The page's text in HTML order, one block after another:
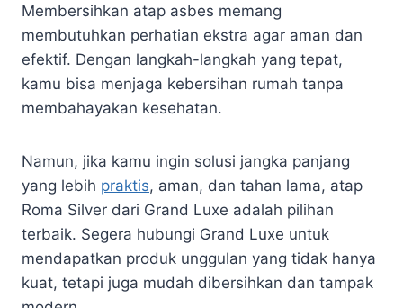
Membersihkan atap asbes memang
membutuhkan perhatian ekstra agar aman dan
efektif. Dengan langkah-langkah yang tepat,
kamu bisa menjaga kebersihan rumah tanpa
membahayakan kesehatan.
Namun, jika kamu ingin solusi jangka panjang
yang lebih praktis, aman, dan tahan lama, atap
Roma Silver dari Grand Luxe adalah pilihan
terbaik. Segera hubungi Grand Luxe untuk
mendapatkan produk unggulan yang tidak hanya
kuat, tetapi juga mudah dibersihkan dan tampak